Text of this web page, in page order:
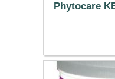
Phytocare